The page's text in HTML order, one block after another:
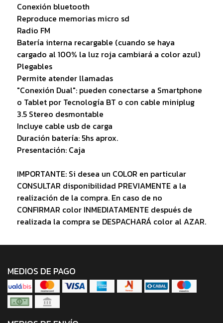
Conexión bluetooth
Reproduce memorias micro sd
Radio FM
Batería interna recargable (cuando se haya
cargado al 100% la luz roja cambiará a color azul)
Plegables
Permite atender llamadas
"Conexión Dual": pueden conectarse a Smartphone
o Tablet por Tecnología BT o con cable miniplug
3.5 Stereo desmontable
Incluye cable usb de carga
Duración batería: 5hs aprox.
Presentación: Caja
IMPORTANTE: Si desea un COLOR en particular
CONSULTAR disponibilidad PREVIAMENTE a la
realización de la compra. En caso de no
CONFIRMAR color INMEDIATAMENTE después de
realizada la compra se DESPACHARÁ color al AZAR.
MEDIOS DE PAGO